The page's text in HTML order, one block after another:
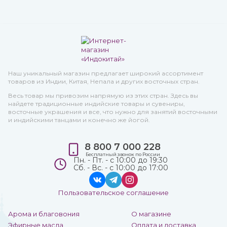
Наш уникальный магазин предлагает широкий ассортимент
товаров из Индии, Китая, Непала и других восточных стран.
Весь товар мы привозим напрямую из этих стран. Здесь вы
найдете традиционные индийские товары и сувениры,
восточные украшения и все, что нужно для занятий восточными
и индийскими танцами и конечно же йогой.
Арома и благовония
Эфирные масла
О магазине
Оплата и доставка
8 800 7 000 228
Бесплатный звонок по России
Пн. - Пт. - с 10:00 до 19:30
Сб. - Вс. - с 10:00 до 17:00
Пользовательское соглашение